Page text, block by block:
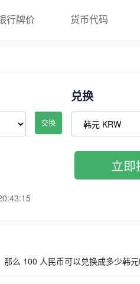
行牌价 货币代码
交换
兑换
立即
么 100 人民币可以兑换成多少韩元